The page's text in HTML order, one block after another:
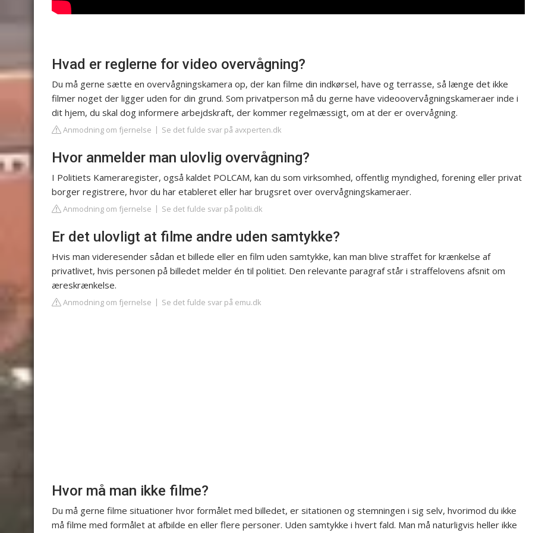
Hvad er reglerne for video overvågning?
Du må gerne sætte en overvågningskamera op, der kan filme din indkørsel, have og terrasse, så længe det ikke
filmer noget der ligger uden for din grund. Som privatperson må du gerne have videoovervågningskameraer inde i
dit hjem, du skal dog informere arbejdskraft, der kommer regelmæssigt, om at der er overvågning.
Anmodning om fjernelse Se det fulde svar på avxperten.dk
Hvor anmelder man ulovlig overvågning?
I Politiets Kameraregister, også kaldet POLCAM, kan du som virksomhed, offentlig myndighed, forening eller privat
borger registrere, hvor du har etableret eller har brugsret over overvågningskameraer.
Anmodning om fjernelse Se det fulde svar på politi.dk
Er det ulovligt at filme andre uden samtykke?
Hvis man videresender sådan et billede eller en film uden samtykke, kan man blive straffet for krænkelse af
privatlivet, hvis personen på billedet melder én til politiet. Den relevante paragraf står i straffelovens afsnit om
æreskrænkelse.
Anmodning om fjernelse Se det fulde svar på emu.dk
Hvor må man ikke filme?
Du må gerne filme situationer hvor formålet med billedet, er sitationen og stemningen i sig selv, hvorimod du ikke
må filme med formålet at afbilde en eller flere personer. Uden samtykke i hvert fald. Man må naturligvis heller ikke